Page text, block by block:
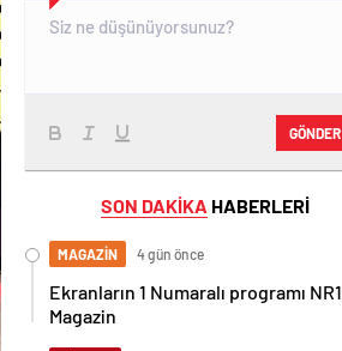
GÖNDER
SON DAKİKA HABERLERİ
MAGAZİN 4 gün önce
Ekranların 1 Numaralı programı NR1
Magazin